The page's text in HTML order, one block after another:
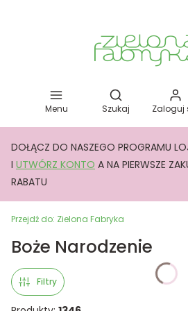
Menu
Otwórz
Szukaj Zaloguj
DOŁĄCZ DO NASZEGO PROGRAMU
I UTWÓRZ KONTO A NA PIERWSZE
RABATU
Przejdź do: Zielona Fabryka
Boże Narodzenie
Filtry